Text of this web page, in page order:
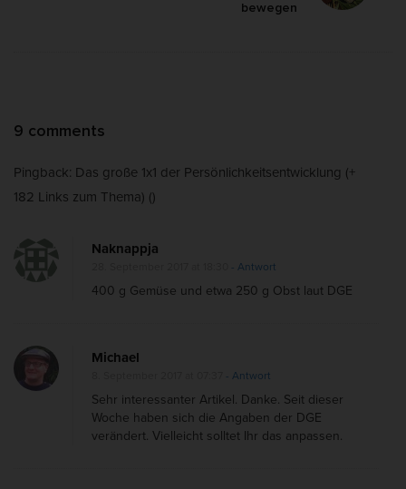
bewegen
9 comments
A
b
e
n
h
n
Pingback: Das große 1x1 der Persönlichkeitsentwicklung (+
182 Links zum Thema) ()
Naknappja
- Antwort
400 g Gemüse und etwa 250 g Obst laut DGE
Michael
- Antwort
Sehr interessanter Artikel. Danke. Seit dieser
Woche haben sich die Angaben der DGE
verändert. Vielleicht solltet Ihr das anpassen.